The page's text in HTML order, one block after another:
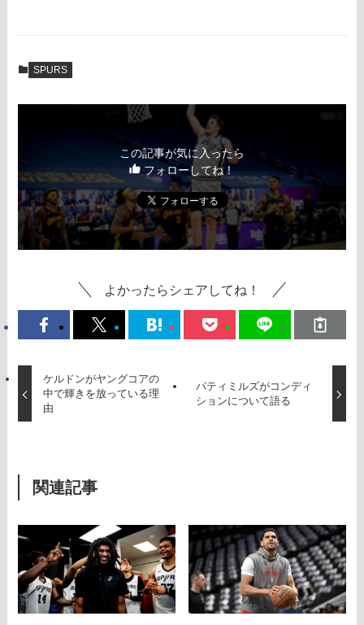
SPURS
この記事が気に入ったら
フォローしてね！
よかったらシェアしてね！
ケルドンがヤングコアの
中で輝きを放っている理
由
パティミルズがコンディ
ションについて語る
関連記事